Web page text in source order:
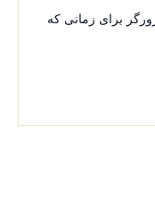
برای زمانی که